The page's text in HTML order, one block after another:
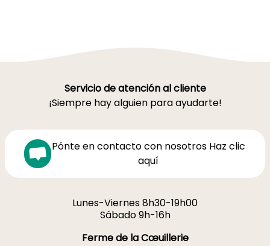
Servicio de atención al cliente
¡Siempre hay alguien para ayudarte!
Pónte en contacto con nosotros Haz clic
aquí
Lunes-Viernes 8h30-19h00
Sábado 9h-16h
Ferme de la Cœuillerie